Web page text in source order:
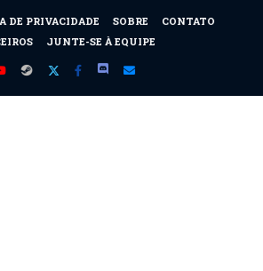
DE PRIVACIDADE SOBRE
CONTATO
JUNTE-SE À EQUIPE